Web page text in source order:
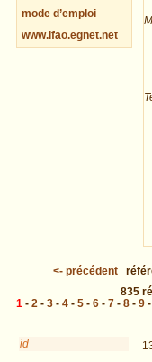
mode d’emploi
www.ifao.egnet.net
<- précédent
835
1 - 2 - 3- 4- 5- 6- 7- 8- 9-
id